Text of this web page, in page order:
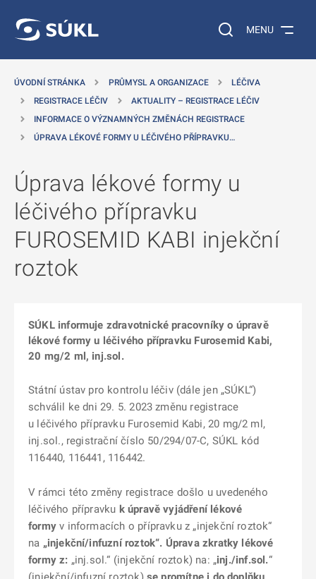
Vyhledávání na
MENU
ÚVODNÍ STRÁNKA PRŮMYSL A ORGANIZACE
LÉČIVA
REGISTRACE LÉČIV
AKTUALITY – REGISTRACE LÉČIV
INFORMACE O VÝZNAMNÝCH ZMĚNÁCH REGISTRACE
ÚPRAVA LÉKOVÉ FORMY U LÉČIVÉHO PŘÍPRAVKU…
Úprava lékové formy u
léčivého přípravku
FUROSEMID KABI injekční
roztok
SÚKL informuje zdravotnické pracovníky o úpravě
lékové formy u léčivého přípravku Furosemid Kabi,
20 mg/2 ml, inj.sol.
Státní ústav pro kontrolu léčiv (dále jen „SÚKL“)
schválil ke dni 29. 5. 2023 změnu registrace
u léčivého přípravku Furosemid Kabi, 20 mg/2 ml,
inj.sol., registrační číslo 50/294/07-C, SÚKL kód
116440, 116441, 116442.
V rámci této změny registrace došlo u uvedeného
léčivého přípravku k úpravě vyjádření lékové
formyv informacích o přípravku z „injekční roztok“
na „injekční/infuzní roztok“. Úprava zkratky lékové
formy z: „inj.sol.“ (injekční roztok) na: „inj./inf.sol.“